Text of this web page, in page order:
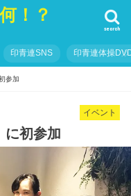
search
印青連SNS 印青連体操
参加
イベント
に初参加